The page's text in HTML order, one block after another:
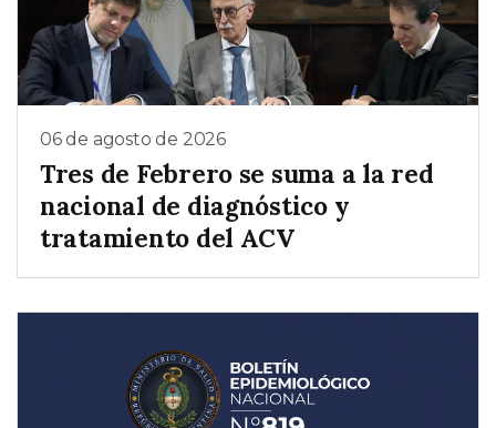
06 de agosto de 2026
Tres de Febrero se suma a la red
nacional de diagnóstico y
tratamiento del ACV